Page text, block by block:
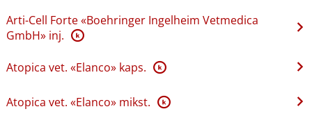
Arti-Cell Forte «Boehringer Ingelheim Vetmedica
GmbH» inj. K
Atopica vet. «Elanco» kaps. K
Atopica vet. «Elanco» mikst. K